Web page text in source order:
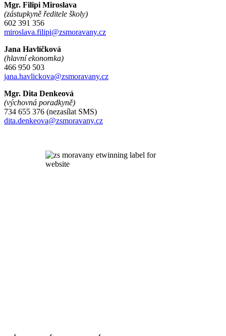
Mgr. Filipi Miroslava
(zástupkyně ředitele školy)
602 391 356
miroslava.filipi@zsmoravany.cz
Jana Havlíčková
(hlavní ekonomka)
466 950 503
jana.havlickova@zsmoravany.cz
Mgr. Dita Denkeová
(výchovná poradkyně)
734 655 376 (nezasílat SMS)
dita.denkeova@zsmoravany.cz